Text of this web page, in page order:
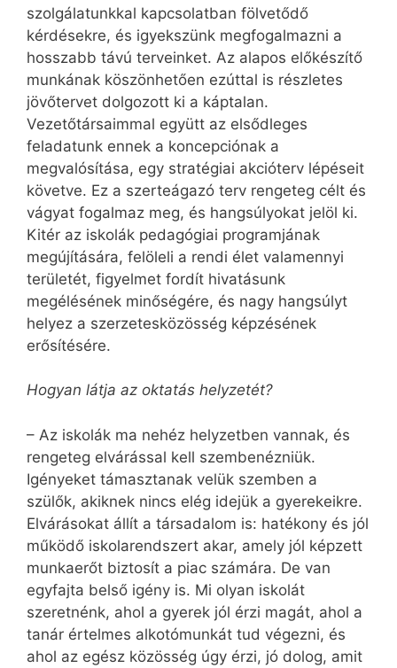
szolgálatunkkal kapcsolatban fölvetődő
kérdésekre, és igyekszünk megfogalmazni a
hosszabb távú terveinket. Az alapos előkészítő
munkának köszönhetően ezúttal is részletes
jövőtervet dolgozott ki a káptalan.
Vezetőtársaimmal együtt az elsődleges
feladatunk ennek a koncepciónak a
megvalósítása, egy stratégiai akcióterv lépéseit
követve. Ez a szerteágazó terv rengeteg célt és
vágyat fogalmaz meg, és hangsúlyokat jelöl ki.
Kitér az iskolák pedagógiai programjának
megújítására, felöleli a rendi élet valamennyi
területét, figyelmet fordít hivatásunk
megélésének minőségére, és nagy hangsúlyt
helyez a szerzetesközösség képzésének
erősítésére.
Hogyan látja az oktatás helyzetét?
– Az iskolák ma nehéz helyzetben vannak, és
rengeteg elvárással kell szembenézniük.
Igényeket támasztanak velük szemben a
szülők, akiknek nincs elég idejük a gyerekeikre.
Elvárásokat állít a társadalom is: hatékony és jól
működő iskolarendszert akar, amely jól képzett
munkaerőt biztosít a piac számára. De van
egyfajta belső igény is. Mi olyan iskolát
szeretnénk, ahol a gyerek jól érzi magát, ahol a
tanár értelmes alkotómunkát tud végezni, és
ahol az egész közösség úgy érzi, jó dolog, amit